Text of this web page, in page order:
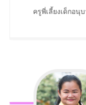
ครูพี่เลี้ยงเด็กอนุ